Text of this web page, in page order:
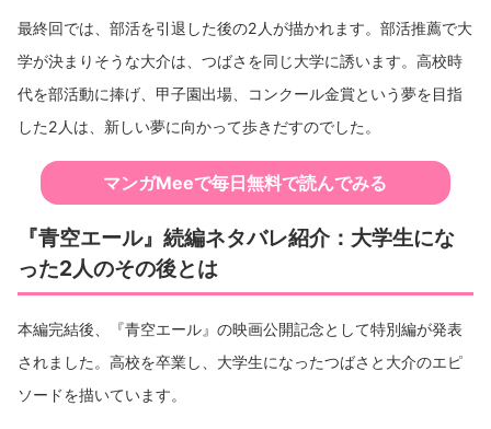
最終回では、部活を引退した後の2人が描かれます。部活推薦で大
学が決まりそうな大介は、つばさを同じ大学に誘います。高校時
代を部活動に捧げ、甲子園出場、コンクール金賞という夢を目指
した2人は、新しい夢に向かって歩きだすのでした。
マンガMeeで毎日無料で読んでみる
『青空エール』続編ネタバレ紹介：大学生にな
った2人のその後とは
本編完結後、『青空エール』の映画公開記念として特別編が発表
されました。高校を卒業し、大学生になったつばさと大介のエピ
ソードを描いています。